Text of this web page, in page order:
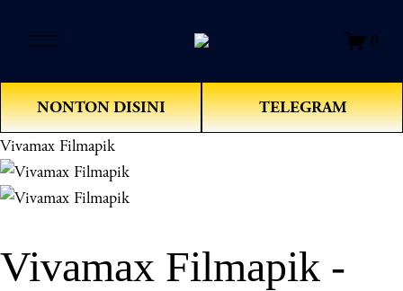
e
n
M
e
u
0
NONTON DISINI TELEGRAM
Vivamax Filmapik
Vivamax Filmapik -